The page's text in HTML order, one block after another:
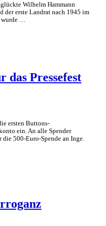
Wilhelm Hammann
der erste Landrat nach 1945 im
…
das Pressefest
ersten Buttons-
ein. An alle Spender
500-Euro-Spende an Inge.